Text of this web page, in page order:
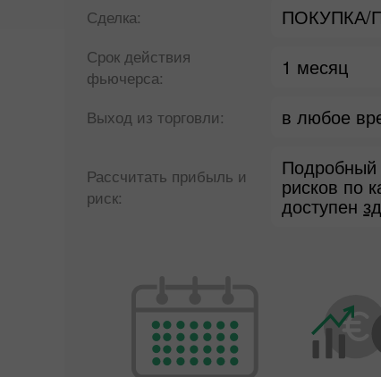
Сделка:
Срок действия
фьючерса:
1 месяц
Выход из торговли: в любое
Рассчитать прибыль и
риск:
Подробный
рисков по
доступен